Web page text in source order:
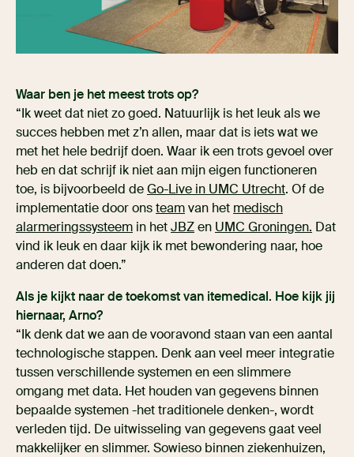
Waar ben je het meest trots op?
“Ik weet dat niet zo goed. Natuurlijk is het leuk als we
succes hebben met z’n allen, maar dat is iets wat we
met het hele bedrijf doen. Waar ik een trots gevoel over
heb en dat schrijf ik niet aan mijn eigen functioneren
toe, is bijvoorbeeld deGo-Live in UMC Utrecht. Of de
implementatie door onsteamvan het medisch
alarmeringssysteem in hetJBZen UMC Groningen. Dat
vind ik leuk en daar kijk ik met bewondering naar, hoe
anderen dat doen.”
Als je kijkt naar de toekomst van itemedical. Hoe kijk jij
hiernaar, Arno?
“Ik denk dat we aan de vooravond staan van een aantal
technologische stappen. Denk aan veel meer integratie
tussen verschillende systemen en een slimmere
omgang met data. Het houden van gegevens binnen
bepaalde systemen -het traditionele denken-, wordt
verleden tijd. De uitwisseling van gegevens gaat veel
makkelijker en slimmer. Sowieso binnen ziekenhuizen,